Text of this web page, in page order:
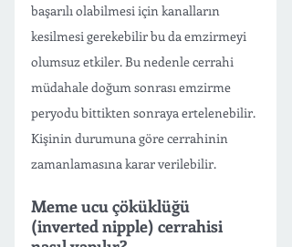
başarılı olabilmesi için kanalların
kesilmesi gerekebilir bu da emzirmeyi
olumsuz etkiler. Bu nedenle cerrahi
müdahale doğum sonrası emzirme
peryodu bittikten sonraya ertelenebilir.
Kişinin durumuna göre cerrahinin
zamanlamasına karar verilebilir.
Meme ucu çöküklüğü
(inverted nipple) cerrahisi